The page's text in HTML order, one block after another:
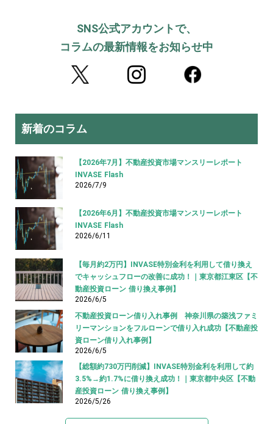
SNS公式アカウントで、
コラムの最新情報をお知らせ中
新着のコラム
【2026年7月】不動産投資市場マンスリーレポート
INVASE Flash
2026/7/9
【2026年6月】不動産投資市場マンスリーレポート
INVASE Flash
2026/6/11
【毎月約2万円】INVASE特別金利を利用して借り換え
でキャッシュフローの改善に成功！｜東京都江東区【不
動産投資ローン 借り換え事例】
2026/6/5
不動産投資ローン借り入れ事例 神奈川県の築浅ファミ
リーマンションをフルローンで借り入れ成功【不動産投
資ローン借り入れ事例】
2026/6/5
【総額約730万円削減】INVASE特別金利を利用して約
3.5%→約1.7%に借り換え成功！｜東京都中央区【不動
産投資ローン 借り換え事例】
2026/5/26